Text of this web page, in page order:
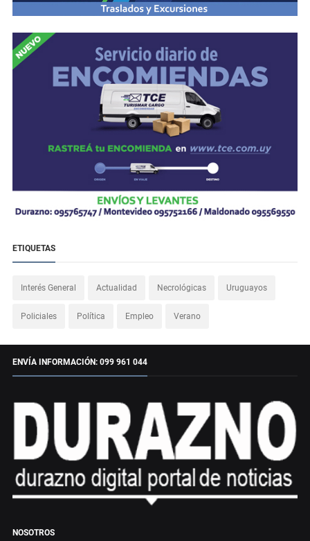
ETIQUETAS
Interés General Actualidad Necrológicas Uruguayos
Policiales Política Empleo Verano
ENVÍA INFORMACIÓN: 099 961 044
NOSOTROS